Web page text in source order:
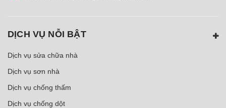
DỊCH VỤ NỖI BẬT
Dịch vụ sửa chữa nhà
Dịch vụ sơn nhà
Dịch vụ chống thấm
Dịch vụ chống dột